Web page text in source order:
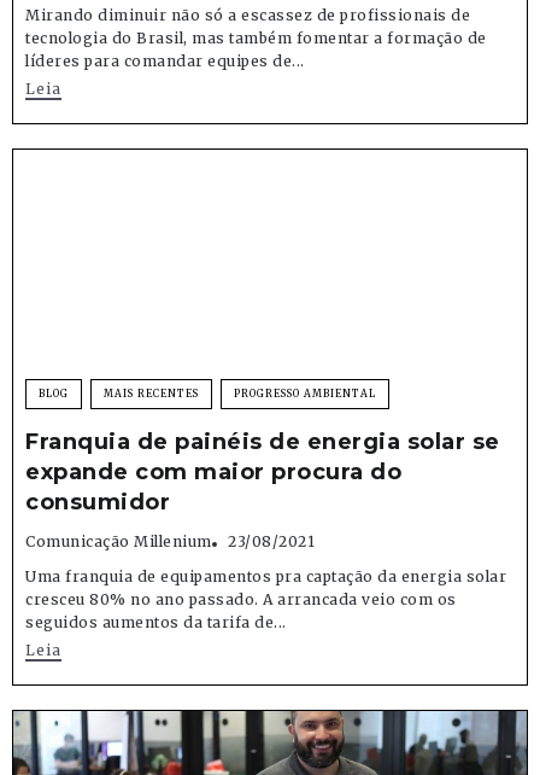
Mirando diminuir não só a escassez de profissionais de
tecnologia do Brasil, mas também fomentar a formação de
líderes para comandar equipes de...
Leia
BLOG MAIS RECENTES PROGRESSO AMBIENTAL
Franquia de painéis de energia solar se
expande com maior procura do
consumidor
Comunicação Millenium
23/08/2021
Uma franquia de equipamentos pra captação da energia solar
cresceu 80% no ano passado. A arrancada veio com os
seguidos aumentos da tarifa de...
Leia